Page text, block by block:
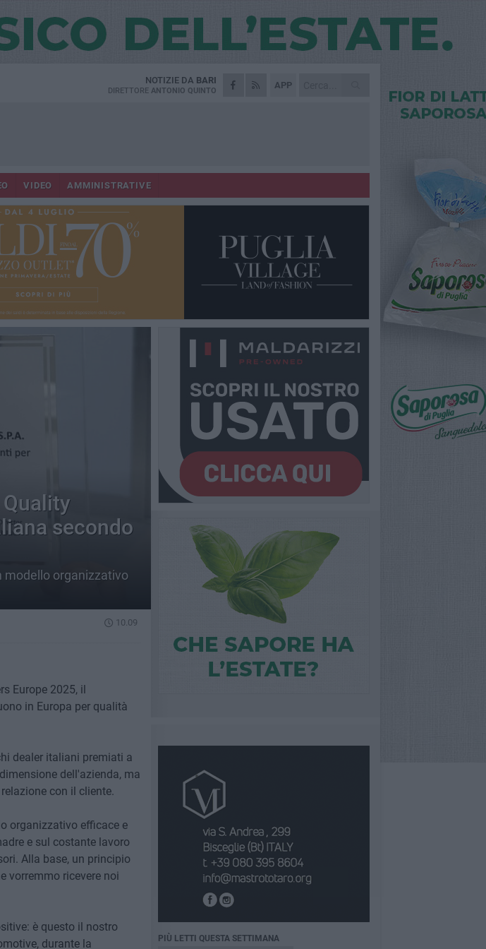
APP
NOTIZIE DA BARI
DIRETTORE ANTONIO QUINTO
VIDEO AMMINISTRATIVE
secondo
modello organizzativo
10.09
Europe 2025, il
in Europa per qualità
dealer italiani premiati a
dell'azienda, ma
con il cliente.
organizzativo efficace e
e sul costante lavoro
Alla base, un principio
vorremmo ricevere noi
è questo il nostro
durante la
PIÙ LETTI QUESTA SETTIMANA